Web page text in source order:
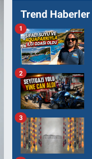
Trend Haberler
1
2
3